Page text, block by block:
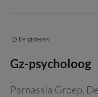
Eergisteren
Gz-psycholoog
Parnassia Groep,